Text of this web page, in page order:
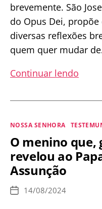
brevemente. São
do Opus Dei, propõe
diversas reflexões
quem quer mudar
Continuar lendo
de
santo
para
se
Categorias
NOSSA SENHORA
O menino que,
revelou ao
Assunção
Data14/08/2024